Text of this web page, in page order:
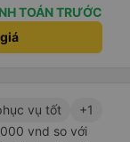
Việt rồi sau đó
Nội, phải
xe buýt khác.
TOÁN TRƯỚC
vụ tốt
+1
vnd so với